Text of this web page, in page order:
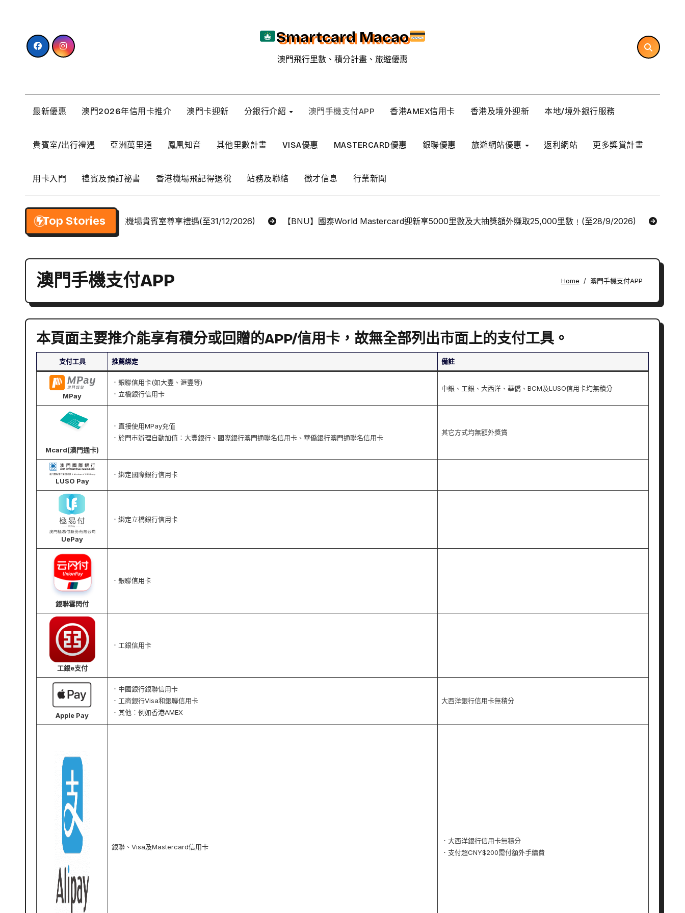
Smartcard Macao
澳門飛行里數、積分計畫、旅遊優惠
最新優惠 澳門2026年信用卡推介 澳門卡迎新 分銀行介紹 澳門手機支付APP 香港AMEX信用卡 香港及境外迎新 本地/境外銀行服務
貴賓室/出行禮遇 亞洲萬里通 鳳凰知音 其他里數計畫 VISA優惠 MASTERCARD優惠 銀聯優惠 旅遊網站優惠 返利網站 更多獎賞計畫
用卡入門 禮賓及預訂祕書 香港機場飛記得退稅 站務及聯絡 徵才信息 行業新聞
Top Stories
【BCM】環亞優逸庭機場貴賓室尊享禮遇(至31/12/2026) 【BNU】國泰World Mastercard迎新享5000里數及大抽獎額外賺取25,000里數﹗(至28/9/2026)
澳門手機支付APP Home 澳門手機支付APP
本頁面主要推介能享有積分或回贈的APP/信用卡，故無全部列出市面上的支付工具。
支付工具 推薦綁定 備註
MPay
．銀聯信用卡(如大豐、滙豐等)
．立橋銀行信用卡
中銀、工銀、大西洋、華僑、BCM及LUSO信用卡均無積分
Mcard(澳門通卡)
．直接使用MPay充值
．於門市辦理自動加值︰大豐銀行、國際銀行澳門通聯名信用卡、華僑銀行澳門通聯名信用卡
其它方式均無額外獎賞
LUSO Pay
．綁定國際銀行信用卡
UePay
．綁定立橋銀行信用卡
銀聯雲閃付
．銀聯信用卡
工銀e支付
．工銀信用卡
Apple Pay
．中國銀行銀聯信用卡
．工商銀行Visa和銀聯信用卡
．其他︰例如香港AMEX
大西洋銀行信用卡無積分
銀聯、Visa及Mastercard信用卡
．大西洋銀行信用卡無積分
．支付超CNY$200需付額外手續費